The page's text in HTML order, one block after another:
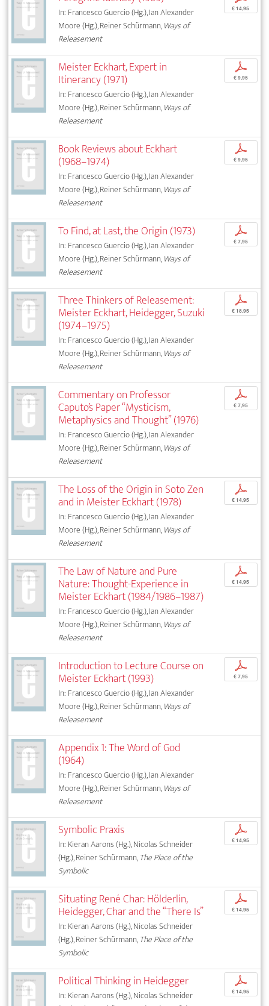
In: Francesco Guercio (Hg.), Ian Alexander
Moore (Hg.), Reiner Schürmann,Ways of
Releasement
€ 14,95
Meister Eckhart, Expert in
Itinerancy (1971)
In: Francesco Guercio (Hg.), Ian Alexander
Moore (Hg.), Reiner Schürmann,Ways of
Releasement
p
€ 9,95
Book Reviews about Eckhart
(1968–1974)
In: Francesco Guercio (Hg.), Ian Alexander
Moore (Hg.), Reiner Schürmann,Ways of
Releasement
p
€ 9,95
To Find, at Last, the Origin (1973)
In: Francesco Guercio (Hg.), Ian Alexander
Moore (Hg.), Reiner Schürmann,Ways of
Releasement
p
€ 7,95
Three Thinkers of Releasement:
Meister Eckhart, Heidegger, Suzuki
(1974–1975)
In: Francesco Guercio (Hg.), Ian Alexander
Moore (Hg.), Reiner Schürmann,Ways of
Releasement
p
€ 18,95
Commentary on Professor
Caputo’s Paper “Mysticism,
Metaphysics and Thought” (1976)
In: Francesco Guercio (Hg.), Ian Alexander
Moore (Hg.), Reiner Schürmann,Ways of
Releasement
p
€ 7,95
The Loss of the Origin in Soto Zen
and in Meister Eckhart (1978)
In: Francesco Guercio (Hg.), Ian Alexander
Moore (Hg.), Reiner Schürmann,Ways of
Releasement
p
€ 14,95
The Law of Nature and Pure
Nature: Thought-Experience in
Meister Eckhart (1984/1986–1987)
In: Francesco Guercio (Hg.), Ian Alexander
Moore (Hg.), Reiner Schürmann,Ways of
Releasement
p
€ 14,95
Introduction to Lecture Course on
Meister Eckhart (1993)
In: Francesco Guercio (Hg.), Ian Alexander
Moore (Hg.), Reiner Schürmann,Ways of
Releasement
p
€ 7,95
Appendix 1: The Word of God
(1964)
In: Francesco Guercio (Hg.), Ian Alexander
Moore (Hg.), Reiner Schürmann,Ways of
Releasement
Symbolic Praxis
In: Kieran Aarons (Hg.), Nicolas Schneider
(Hg.), Reiner Schürmann,The Place of the
Symbolic
p
€ 14,95
Situating René Char: Hölderlin,
Heidegger, Char and the “There Is”
In: Kieran Aarons (Hg.), Nicolas Schneider
(Hg.), Reiner Schürmann,The Place of the
Symbolic
p
€ 14,95
Political Thinking in Heidegger
In: Kieran Aarons (Hg.), Nicolas Schneider
p
€ 14,95